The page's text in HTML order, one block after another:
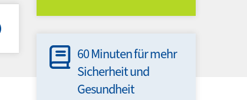
der
60 Minuten für mehr
Sicherheit und
Gesundheit